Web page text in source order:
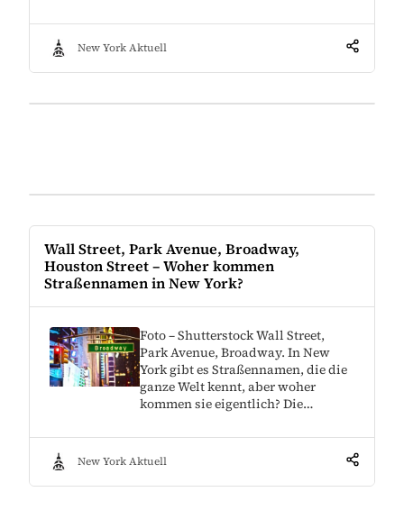
New York Aktuell
Wall Street, Park Avenue, Broadway,
Houston Street – Woher kommen
Straßennamen in New York?
Foto – Shutterstock Wall Street,
Park Avenue, Broadway. In New
York gibt es Straßennamen, die die
ganze Welt kennt, aber woher
kommen sie eigentlich? Die…
New York Aktuell